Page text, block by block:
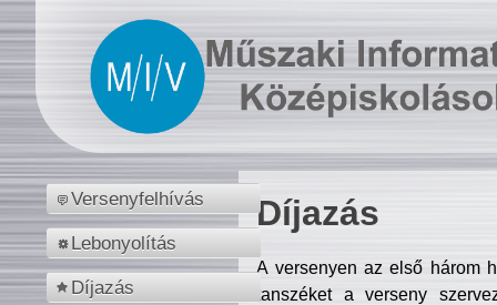
Versenyfelhívás
Lebonyolítás
Díjazás
Díjazás
A versenyen az első három
tanszéket a verseny